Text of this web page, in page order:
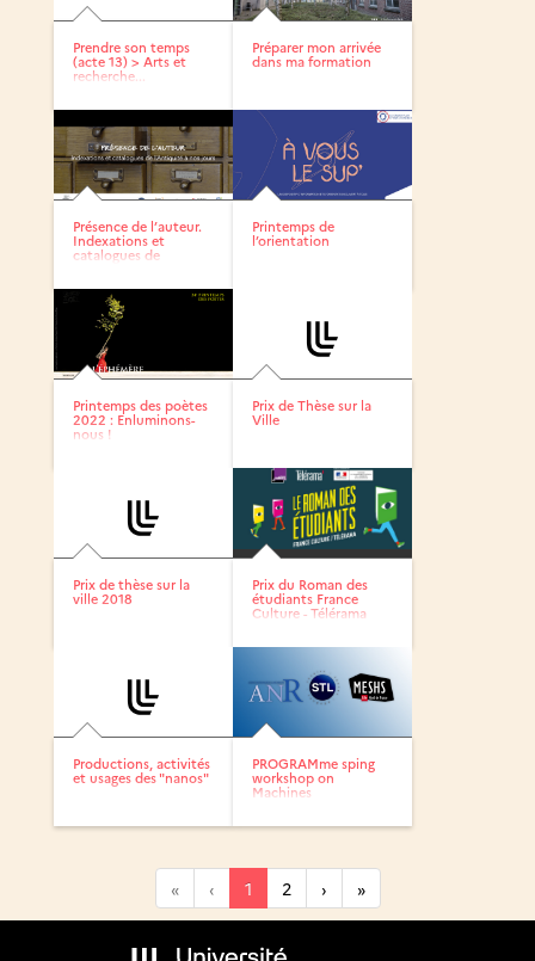
Prendre son temps
(acte 13) > Arts et
recherche...
Préparer mon arrivée
dans ma formation
Présence de l’auteur.
Indexations et
catalogues de
Printemps de
l’orientation
Printemps des poètes
2022 : Enluminons-
nous !
Prix de Thèse sur la
Ville
Prix de thèse sur la
ville 2018
Prix du Roman des
étudiants France
Culture - Télérama
Productions, activités
et usages des "nanos"
PROGRAMme sping
workshop on
Machines
« ‹ 1 2 › »